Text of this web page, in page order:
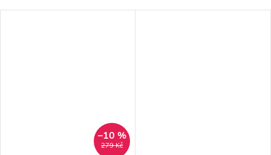
279 Kč
–10 %